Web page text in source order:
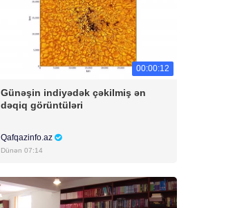
00:00:12
Günəşin indiyədək çəkilmiş ən
dəqiq görüntüləri
Qafqazinfo.az
Dünən 07:14